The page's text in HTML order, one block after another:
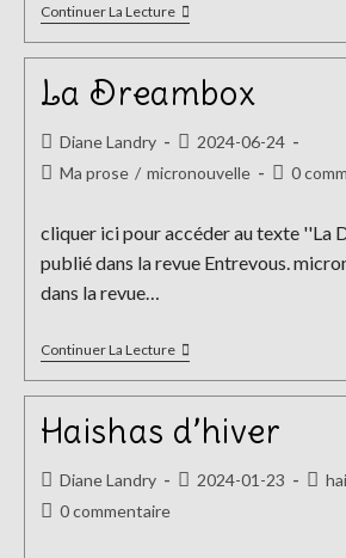
Continuer La LectureMaternalisme
La Dreambox
Auteur/autrice
de
Diane Landry
Publication
publiée :
2024-06-24
PostMa prose / micronouvelle 0
cliquer ici pour accéder au texte ''La
publié dans la revue Entrevous.
dans la revue…
Continuer La LectureLa
Dreambox
Haishas d’hiver
Auteur/autrice
de
Diane Landry
Publication
2024-01-23
Post
Commentaires
0 commentaire